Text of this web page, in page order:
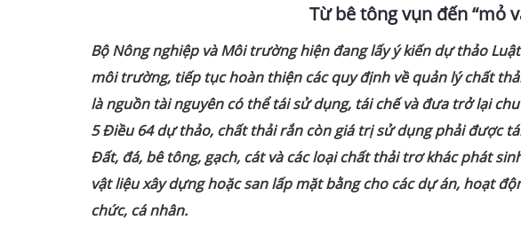
Từ bê tông vụn đến “mỏ
Bộ Nông nghiệp và Môi trường hiện đang lấy ý kiến dự thảo
môi trường, tiếp tục hoàn thiện các quy định về quản lý chất
là nguồn tài nguyên có thể tái sử dụng, tái chế và đưa trở lại
5 Điều 64 dự thảo, chất thải rắn còn giá trị sử dụng phải được
Đất, đá, bê tông, gạch, cát và các loại chất thải trơ khác phát
vật liệu xây dựng hoặc san lấp mặt bằng cho các dự án, hoạt
chức, cá nhân.